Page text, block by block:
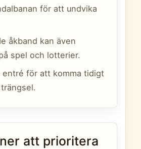
för att undvika
åkband kan även
spel och lotterier.
för att komma tidigt
att prioritera